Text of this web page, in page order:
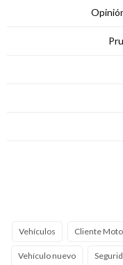
Vehículos Cliente
Vehículo nuevo